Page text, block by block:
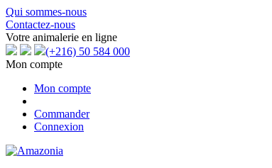
Qui sommes-nous
Contactez-nous
Votre animalerie en ligne
(+216) 50 584 000
Mon compte
Mon compte
Commander
Connexion